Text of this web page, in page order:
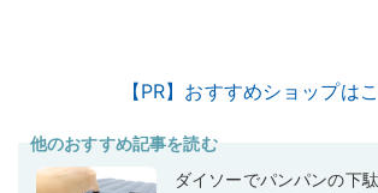
【PR】おすすめショップは
他のおすすめ記事を読む
ダイソーでパンパンの下